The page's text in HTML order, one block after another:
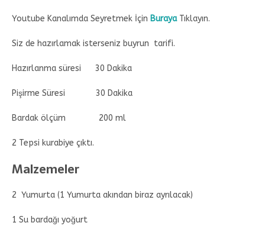
Youtube Kanalımda Seyretmek İçin BurayaTıklayın.
Siz de hazırlamak isterseniz buyrun tarifi.
Hazırlanma süresi 30 Dakika
Pişirme Süresi 30 Dakika
Bardak ölçüm 200 ml
2 Tepsi kurabiye çıktı.
Malzemeler
2 Yumurta (1 Yumurta akından biraz ayrılacak)
1 Su bardağı yoğurt